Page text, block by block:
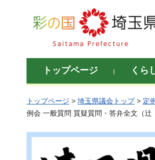
彩の国 埼玉県
トップページ くら
トップページ > 埼玉県議会トップ> 定
例会 一般質問 質疑質問・答弁全文（辻